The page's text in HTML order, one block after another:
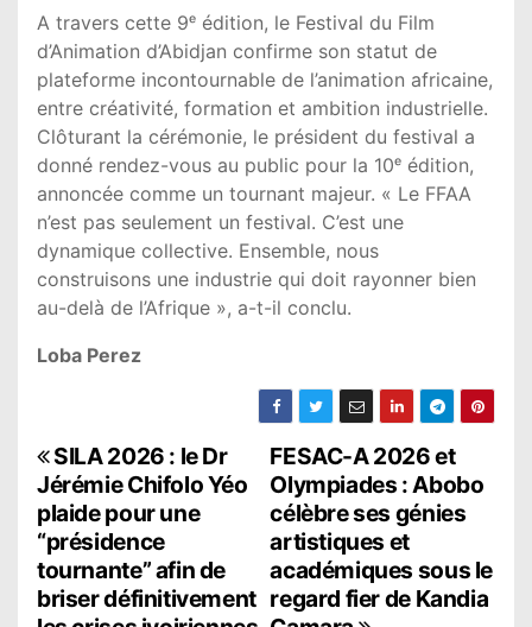
A travers cette 9ᵉ édition, le Festival du Film
d’Animation d’Abidjan confirme son statut de
plateforme incontournable de l’animation africaine,
entre créativité, formation et ambition industrielle.
Clôturant la cérémonie, le président du festival a
donné rendez-vous au public pour la 10ᵉ édition,
annoncée comme un tournant majeur. « Le FFAA
n’est pas seulement un festival. C’est une
dynamique collective. Ensemble, nous
construisons une industrie qui doit rayonner bien
au-delà de l’Afrique », a-t-il conclu.
Loba Perez
N
a
v
i
FESAC-A 2026 et
Olympiades : Abobo
célèbre ses génies
artistiques et
académiques sous le
regard fier de Kandia
SILA 2026 : le Dr
Jérémie Chifolo Yéo
plaide pour une
“présidence
tournante” afin de
briser définitivement